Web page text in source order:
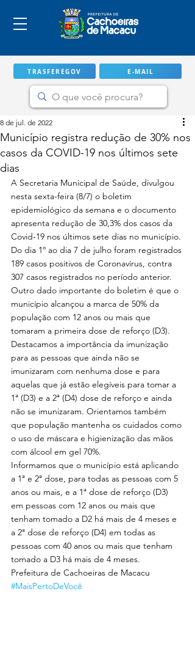
TRASFEREGOV E-MAIL
IMPORTANTE
Município registra redução de 30% nos
casos da COVID-19 nos últimos sete
dias
8 de jul. de 2022
A Secretaria Municipal de Saúde, divulgou
nesta sexta-feira (8/7) o boletim
epidemiológico da semana e o documento
apresenta redução de 30,3% dos casos da
Covid-19 nos últimos sete dias no município.
Do dia 1º ao dia 7 de julho foram registrados
189 casos positivos de Coronavírus, contra
307 casos registrados no período anterior.
Outro dado importante do boletim é que o
município alcançou a marca de 50% da
população com 12 anos ou mais que
tomaram a primeira dose de reforço (D3).
Destacamos a importância da imunização
para as pessoas que ainda não se
imunizaram com nenhuma dose e para
aquelas que já estão elegíveis para tomar a
1ª (D3) e a 2ª (D4) dose de reforço e ainda
não se imunizaram. Orientamos também
que população mantenha os cuidados como
o uso de máscara e higienização das mãos
com álcool em gel 70%.
Informamos que o município está aplicando
a 1ª e 2ª dose, para todas as pessoas com 5
anos ou mais, e a 1ª dose de reforço (D3)
em pessoas com 12 anos ou mais que
tenham tomado a D2 há mais de 4 meses e
a 2ª dose de reforço (D4) em todas as
pessoas com 40 anos ou mais que tenham
tomado a D3 há mais de 4 meses.
Prefeitura de Cachoeiras de Macacu
#MaisPertoDeVocê